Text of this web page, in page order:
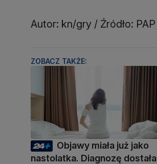
Autor: kn/gry / Źródło: PAP
ZOBACZ TAKŻE:
Objawy miała już jako
nastolatka. Diagnozę dostała